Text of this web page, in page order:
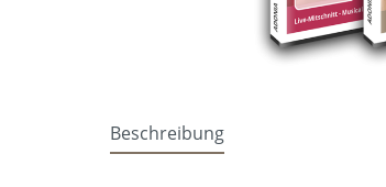
Beschreibung